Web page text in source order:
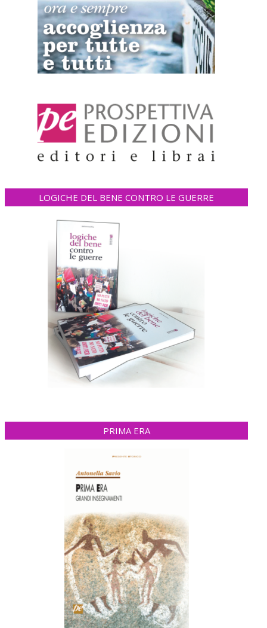
LOGICHE DEL BENE CONTRO LE GUERRE
PRIMA ERA